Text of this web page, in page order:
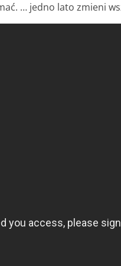
… jedno lato zmieni